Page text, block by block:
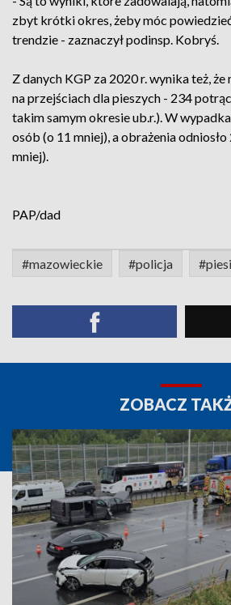
zbyt krótki okres, żeby móc
trendzie - zaznaczył podinsp. Kobryś.
Z danych KGP za 2020 r. wynika też,
na przejściach dla pieszych - 234
takim samym okresie ub.r.). W
osób (o 11 mniej), a obrażenia
mniej).
PAP/dad
#mazowieckie #policja #piesi
ZOBACZ